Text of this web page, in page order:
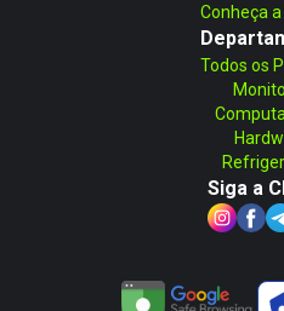
Conheça
Todos os
Siga a